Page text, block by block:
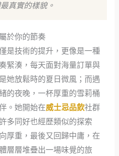
真實的樣貌。
於你的節奏
是技術的提升，更像是一種
緊湊，每天面對海量訂單與
她放鬆時的夏日微風；而遇
的夜晚，一杯厚重的雪莉桶
。她開始在威士忌品飲社群
多同好也經歷類似的探索
重，最後又回歸中庸，在
層層堆疊出一場味覺的旅